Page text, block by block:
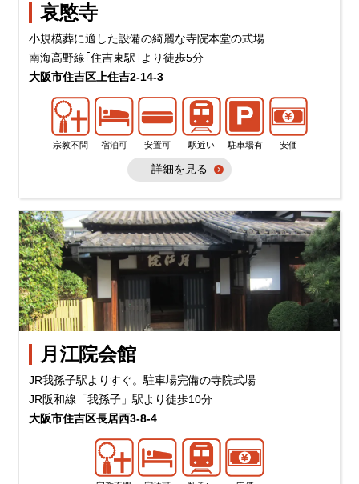
哀愍寺
小規模葬に適した設備の綺麗な寺院本堂の式場
南海高野線｢住吉東駅｣より徒歩5分
大阪市住吉区上住吉2-14-3
宗教不問 宿泊可 安置可 駅近い 駐車場有 安価
詳細を見る
月江院会館
JR我孫子駅よりすぐ。駐車場完備の寺院式場
JR阪和線「我孫子」駅より徒歩10分
大阪市住吉区長居西3-8-4